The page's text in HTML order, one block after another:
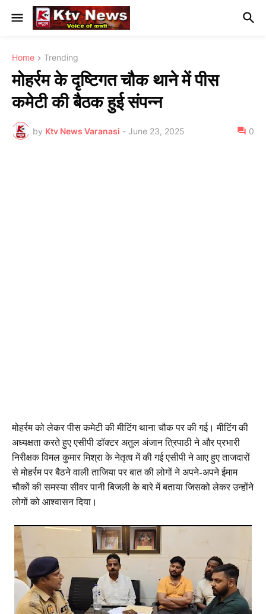
Home Trending
मोहर्रम के दृष्टिगत चौक थाने में पीस
कमेटी की बैठक हुई संपन्न
by Ktv News Varanasi - June 23, 2025 0
मोहर्रम को लेकर पीस कमेटी की मीटिंग थाना चौक पर की गई। मीटिंग की
अध्यक्षता करते हुए एसीपी डॉक्टर अतुल अंजान त्रिपाठी ने और प्रभारी
निरीक्षक विमल कुमार मिश्रा के नेतृत्व में की गई एसीपी ने आए हुए ताजदारों
से मोहर्रम पर बैठने वाली ताजिया पर बात की लोगों ने अपने-अपने ईमाम
चौकों की समस्या सीवर पानी बिजली के बारे में बताया जिसको लेकर उन्होंने
लोगों को आश्वासन दिया।